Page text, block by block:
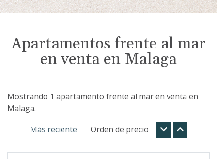
Apartamentos frente al mar
en venta en Malaga
Mostrando 1 apartamento frente al mar en venta en
Malaga.
Más reciente
Orden de precio